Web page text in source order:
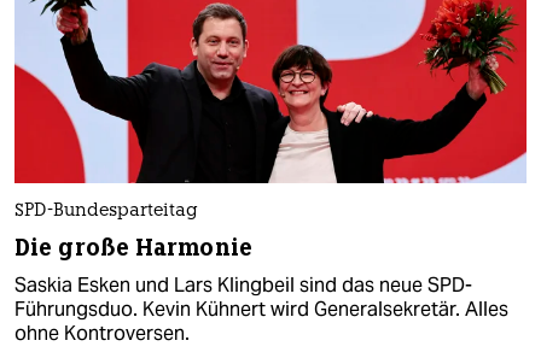
SPD-Bundesparteitag
Die große Harmonie
Saskia Esken und Lars Klingbeil sind das neue SPD-
Führungsduo. Kevin Kühnert wird Generalsekretär. Alles
ohne Kontroversen.